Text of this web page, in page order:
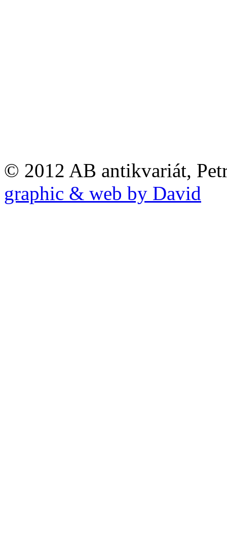
© 2012 AB antikvariát,
graphic & web by David